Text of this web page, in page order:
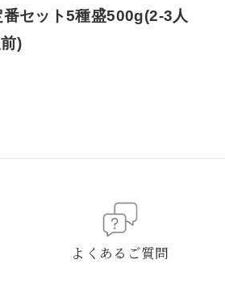
セット5種盛500g(2-3人
)
よくあるご質問